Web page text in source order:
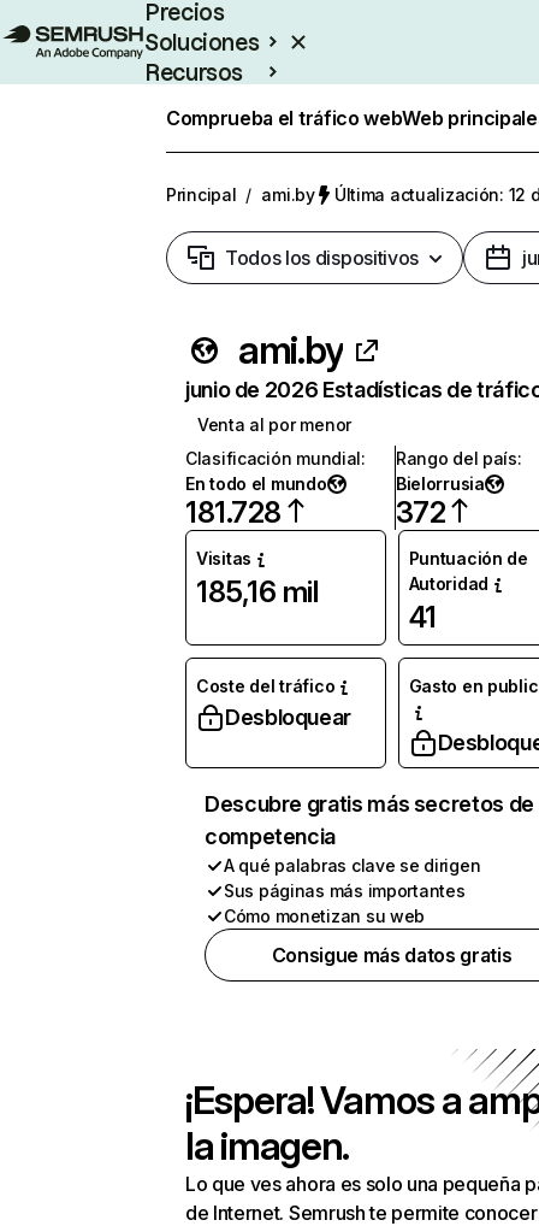
Precios
Soluciones
Recursos
Comprueba el tráfico webWeb
Principal / ami.by Última actualización: 12
Todos los dispositivos
ami.by
junio de 2026 Estadísticas de
Venta al por menor
Clasificación mundial:
En todo el mundo
181.728
Rango del país:
Bielorrusia
372
Visitas
185,16 mil
Puntuación de
Autoridad
41
Coste del tráfico
Desbloquear
Gasto en
Descubre gratis más secretos de
competencia
A qué palabras clave se dirigen
Sus páginas más importantes
Cómo monetizan su web
Consigue más datos gratis
¡Espera! Vamos a
la imagen.
Lo que ves ahora es solo una pequeña
de Internet. Semrush te permite